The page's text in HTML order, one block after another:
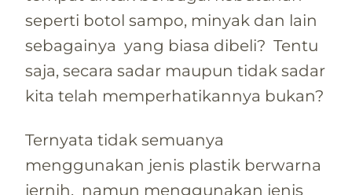
seperti botol sampo, minyak dan lain
sebagainya yang biasa dibeli? Tentu
saja, secara sadar maupun tidak sadar
kita telah memperhatikannya bukan?
Ternyata tidak semuanya
menggunakan jenis plastik berwarna
jernih, namun menggunakan jenis